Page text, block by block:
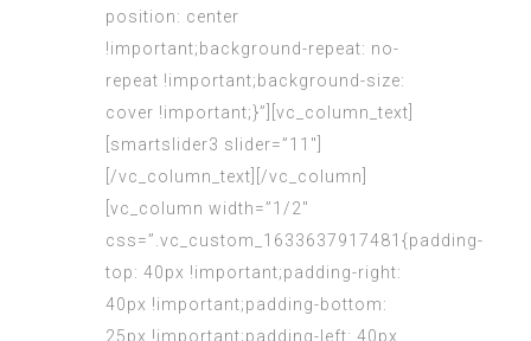
position: center
!important;background-repeat: no-
repeat !important;background-size:
cover !important;}”][vc_column_text]
[smartslider3 slider=”11″]
[/vc_column_text][/vc_column]
[vc_column width=”1/2″
css=”.vc_custom_1633637917481{padding-
top: 40px !important;padding-right:
40px !important;padding-bottom:
25px !important;padding-left: 40px